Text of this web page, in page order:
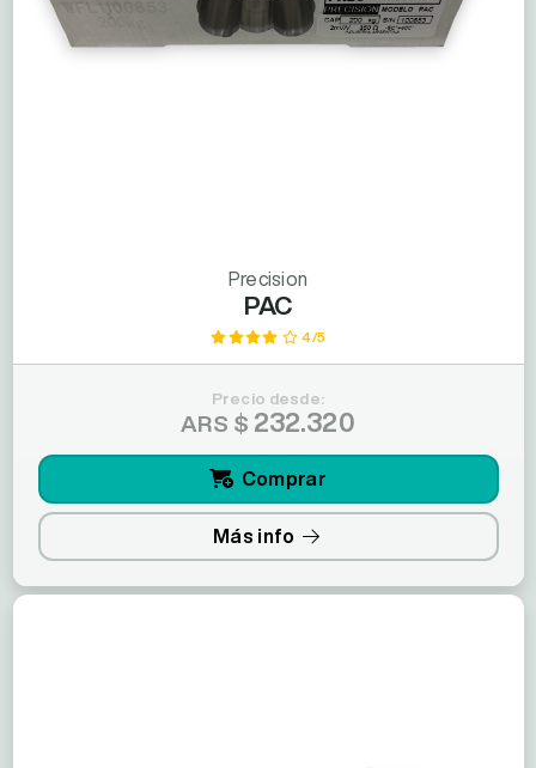
Precision
PAC
4/5
Precio desde:
ARS $ 232.320
Comprar
Más info